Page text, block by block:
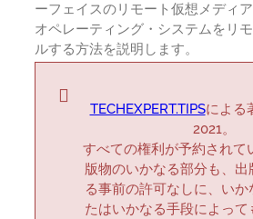
ーフェイスのリモート仮想メディア
オペレーティング・システムをリ
ルする方法を説明します。
TECHEXPERT.TIPSによる
2021。
すべての権利が予約されて
版物のいかなる部分も、出
る事前の許可なしに、いか
たはいかなる手段によって